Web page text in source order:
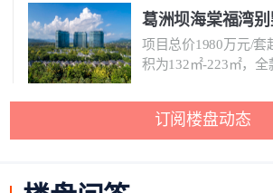
葛洲坝海棠福湾
项目总价1980万元/套
积为132㎡-223㎡，全
订阅楼盘动态